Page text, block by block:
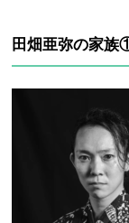
田畑亜弥の家